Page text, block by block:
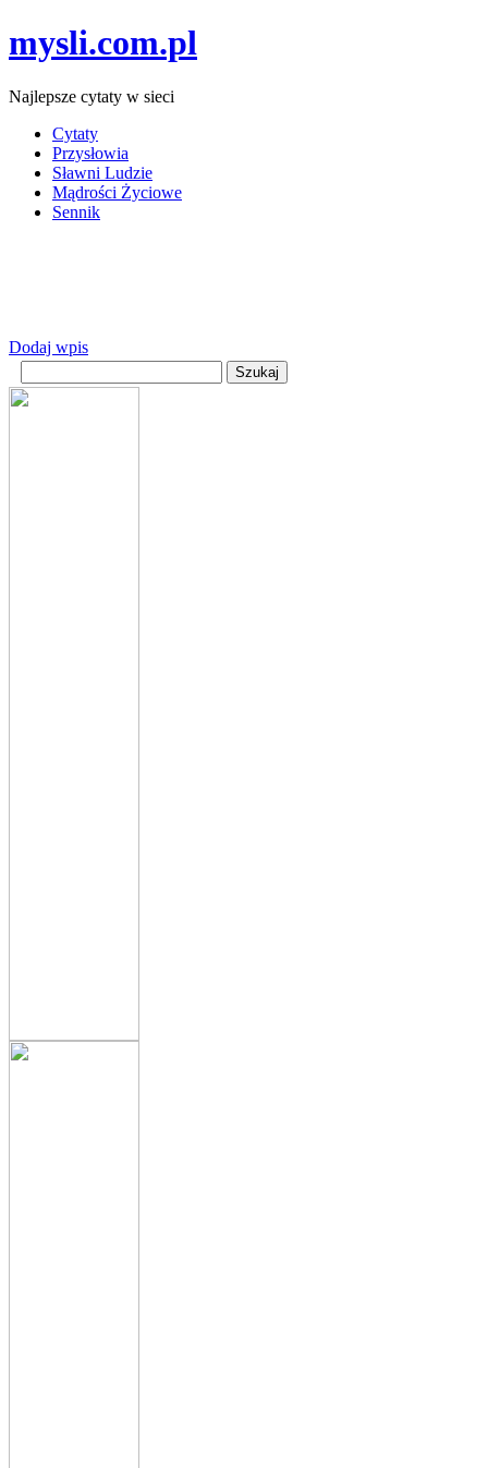
mysli.com.pl
Najlepsze cytaty w sieci
Cytaty
Przysłowia
Sławni Ludzie
Mądrości Życiowe
Sennik
Dodaj wpis